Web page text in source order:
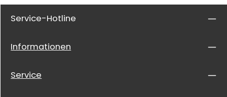
Service-Hotline
Informationen
Service